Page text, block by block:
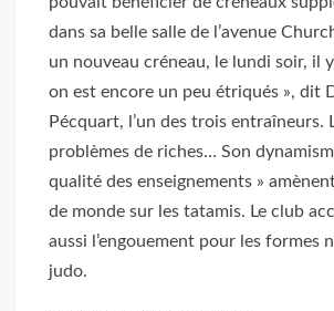
dans sa belle salle de l’avenue
un nouveau créneau, le lundi soir, il
on est encore un peu étriqués », dit
Pécquart, l’un des trois entraîneurs.
problèmes de riches… Son
qualité des enseignements »
de monde sur les tatamis. Le club
aussi l’engouement pour les formes
judo.